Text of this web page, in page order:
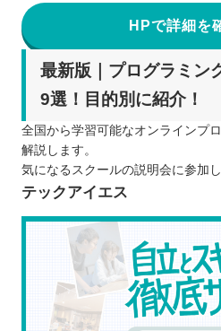
HPで詳細を
最新版｜プログラミン
9選！目的別に紹介！
全国から学習可能なオンラインプ
解説します。
気になるスクールの説明会に参加し
テックアイエス